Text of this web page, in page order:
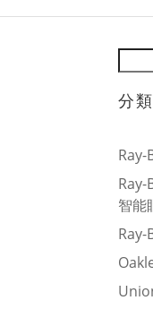
分類
Ray-
Ray-
智能
Ray-